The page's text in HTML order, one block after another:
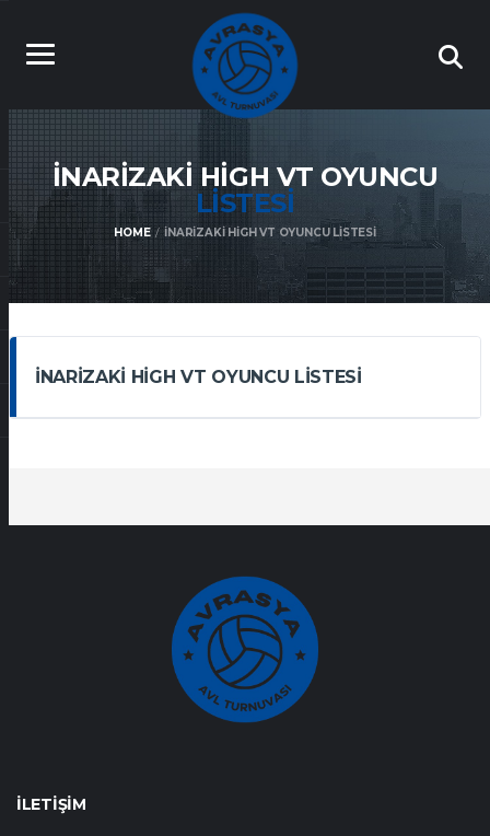
İNARIZAKI HIGH VT OYUNCU
LISTESI
HOME İNARIZAKI HIGH VT OYUNCU LISTESI
İNARIZAKI HIGH VT OYUNCU LISTESI
İLETIŞIM